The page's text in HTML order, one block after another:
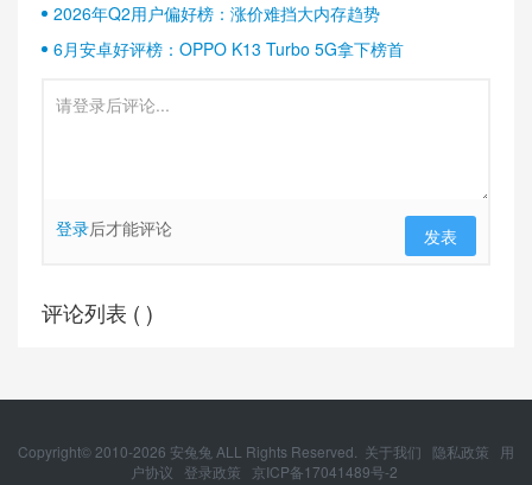
2026年Q2用户偏好榜：涨价难挡大内存趋势
6月安卓好评榜：OPPO K13 Turbo 5G拿下榜首
登录后才能评论 发表
评论列表 ( )
Copyright© 2010-2026 安兔兔 ALL Rights Reserved. 关于我们 隐私政策
用
户协议
登录政策 京ICP备17041489号-2